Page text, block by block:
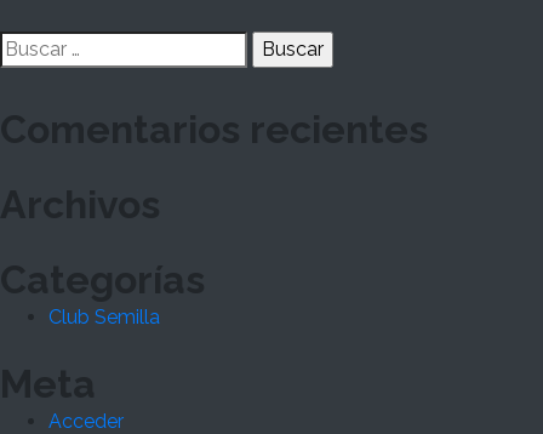
entradas
Buscar:
Comentarios recientes
Archivos
Categorías
Club Semilla
Meta
Acceder